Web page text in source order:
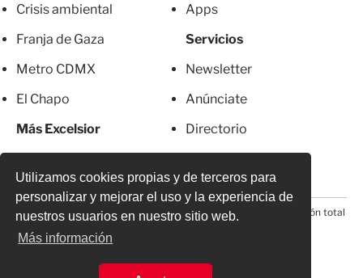
Utilizamos cookies propias y de terceros para
personalizar y mejorar el uso y la experiencia de
nuestros usuarios en nuestro sitio web.
Más información
Crisis ambiental
Franja de Gaza
Metro CDMX
El Chapo
Más Excelsior
Apps
Servicios
Newsletter
Anúnciate
Directorio
© 2026 Todos los derechos reservados. Prohibida la reproducción total
o parcial, incluyendo cualquier medio electrónico*